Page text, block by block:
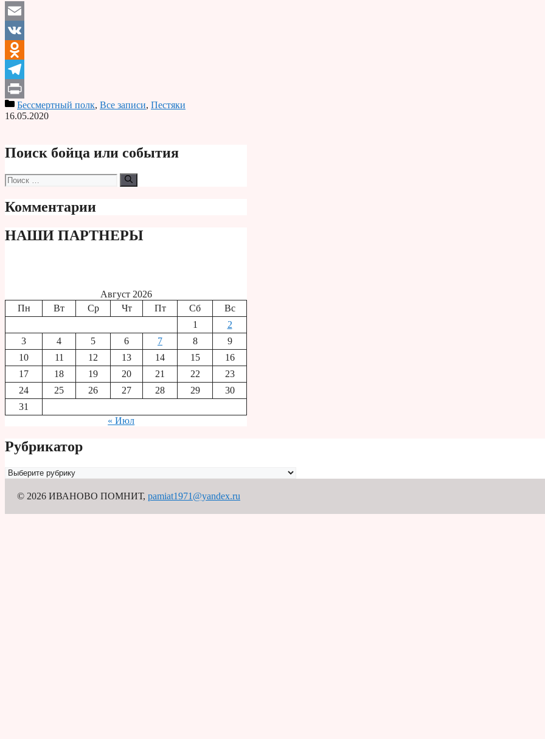
Email
VK
Odnoklassniki
Telegram
PrintБессмертный полк, Все записи, Пестяки
16.05.2020
Поиск бойца или события
Поиск:
Комментарии
НАШИ ПАРТНЕРЫ
Август 2026
Пн
Вт Ср Чт Пт Сб
Вс
1
2
3
4 5 6 7 8
9
10
11 12 13 14 15
16
17
18 19 20 21 22
23
24
25 26 27 28 29
30
31
« Июл
Рубрикатор
Рубрикатор
© 2026 ИВАНОВО ПОМНИТ, pamiat1971@yandex.ru